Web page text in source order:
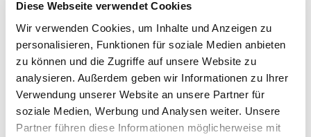
Diese Webseite verwendet Cookies
Wir verwenden Cookies, um Inhalte und Anzeigen zu
personalisieren, Funktionen für soziale Medien anbieten
zu können und die Zugriffe auf unsere Website zu
analysieren. Außerdem geben wir Informationen zu Ihrer
Verwendung unserer Website an unsere Partner für
soziale Medien, Werbung und Analysen weiter. Unsere
Partner führen diese Informationen möglicherweise mit
FISCHGESCHÄFT
Jetzt geöffnet
Suchen nach